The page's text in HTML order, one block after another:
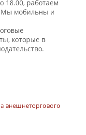
18.00, работаем
Мы мобильны и
которые в
внешнеторгового